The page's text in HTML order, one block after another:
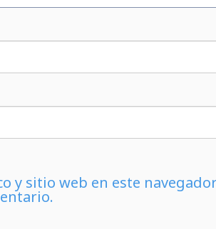
y sitio web en este